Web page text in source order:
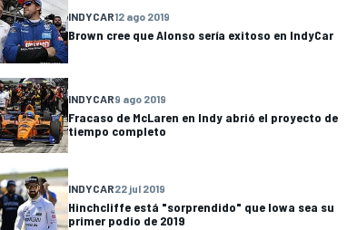
INDYCAR12 ago 2019
Brown cree que Alonso sería exitoso en IndyCar
INDYCAR9 ago 2019
Fracaso de McLaren en Indy abrió el proyecto de
tiempo completo
INDYCAR22 jul 2019
Hinchcliffe está "sorprendido" que Iowa sea su
primer podio de 2019